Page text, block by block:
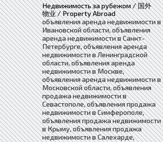
Недвижимость за рубежом / 国外
物业 / Property Abroad
объявления аренда недвижимости в
Ивановской области, объявления
аренда недвижимости в Санкт-
Петербурге, объявления аренда
недвижимости в Ленинградской
области, объявления аренда
недвижимости в Москве,
объявления аренда недвижимости в
Московской области, объявления
продажа недвижимости в
Севастополе, объявления продажа
недвижимости в Симферополе,
объявления продажа недвижимости
в Крыму, объявления продажа
недвижимости в Салехарде,